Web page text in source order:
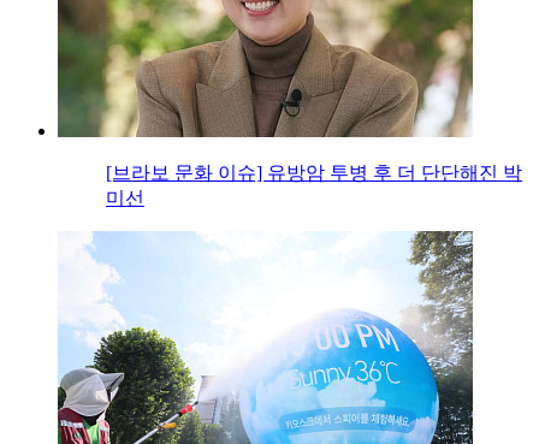
[브라보 문화 이슈] 유방암 투병 후 더 단단해진 박
미선